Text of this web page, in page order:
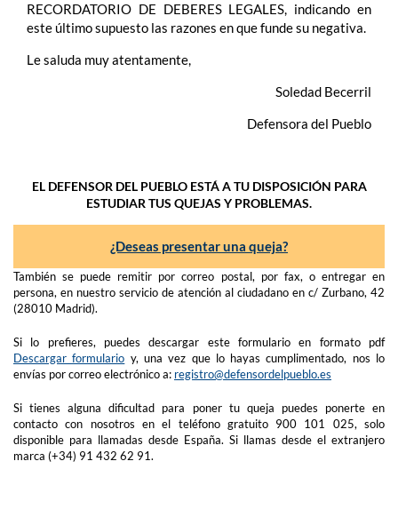
RECORDATORIO DE DEBERES LEGALES, indicando en
este último supuesto las razones en que funde su negativa.
Le saluda muy atentamente,
Soledad Becerril
Defensora del Pueblo
EL DEFENSOR DEL PUEBLO ESTÁ A TU DISPOSICIÓN PARA
ESTUDIAR TUS QUEJAS Y PROBLEMAS.
¿Deseas presentar una queja?
También se puede remitir por correo postal, por fax, o entregar en
persona, en nuestro servicio de atención al ciudadano en c/ Zurbano, 42
(28010 Madrid).
Si lo prefieres, puedes descargar este formulario en formato pdf
Descargar formulario y, una vez que lo hayas cumplimentado, nos lo
envías por correo electrónico a: registro@defensordelpueblo.es
Si tienes alguna dificultad para poner tu queja puedes ponerte en
contacto con nosotros en el teléfono gratuito 900 101 025, solo
disponible para llamadas desde España. Si llamas desde el extranjero
marca (+34) 91 432 62 91.